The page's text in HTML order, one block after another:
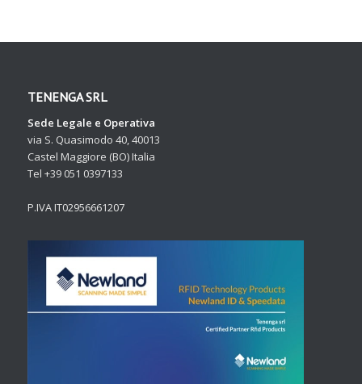
TENENGA SRL
Sede Legale e Operativa
via S. Quasimodo 40, 40013
Castel Maggiore (BO) Italia
Tel +39 051 0397133
P.IVA IT02956661207